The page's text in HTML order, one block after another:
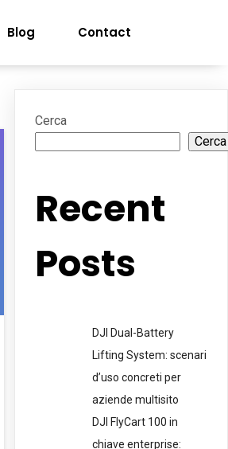
Blog Contact
Cerca
Cerca
Recent
Posts
DJI Dual-Battery
Lifting System: scenari
d’uso concreti per
aziende multisito
DJI FlyCart 100 in
chiave enterprise: